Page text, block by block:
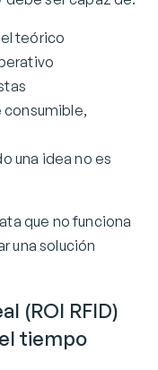
teórico
una idea no es
que no funciona
una solución
(ROI RFID)
tiempo